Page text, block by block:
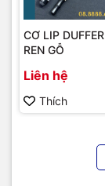
CƠ LIP
REN GỖ
Liên hệ
Thích